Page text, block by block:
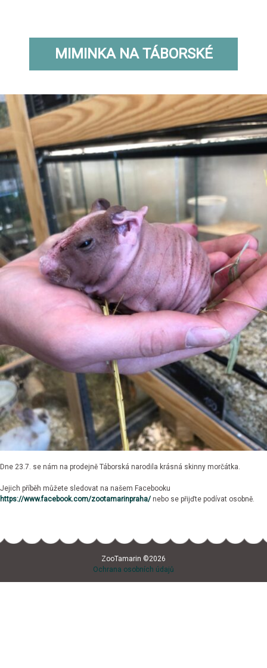
MIMINKA NA TÁBORSKÉ
Dne 23.7. se nám na prodejně Táborská narodila krásná skinny morčátka.
Jejich příběh můžete sledovat na našem Facebooku
https://www.facebook.com/zootamarinpraha/ nebo se přijďte podívat osobně.
ZooTamarin ©2026
Ochrana osobních údajů